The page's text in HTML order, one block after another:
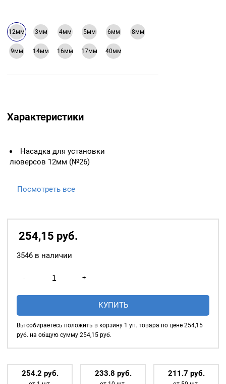
12мм 3мм 4мм 5мм 6мм 8мм
9мм 14мм 16мм 17мм 40мм
Характеристики
Насадка для установки
люверсов 12мм (№26)
Посмотреть все
254,15 руб.
3546 в наличии
-
товара
Насадка
люверсов
+
КУПИТЬ
Вы собираетесь положить в корзину 1 уп. товара по цене 254,15
руб. на общую сумму 254,15руб.
254.2 руб. 233.8 руб. 211.7 руб.